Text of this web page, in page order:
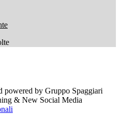
powered by Gruppo Spaggiari
& New Social Media